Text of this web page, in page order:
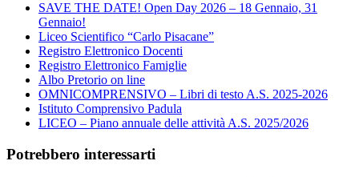
SAVE THE DATE! Open Day 2026 – 18 Gennaio, 31
Gennaio!
Liceo Scientifico “Carlo Pisacane”
Registro Elettronico Docenti
Registro Elettronico Famiglie
Albo Pretorio on line
OMNICOMPRENSIVO – Libri di testo A.S. 2025-2026
Istituto Comprensivo Padula
LICEO – Piano annuale delle attività A.S. 2025/2026
Potrebbero interessarti